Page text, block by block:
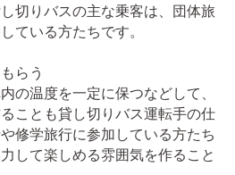
切りバスの主な乗客は、団体旅
ている方たちです。
らう
の温度を一定に保つなどして、
ことも貸し切りバス運転手の仕
修学旅行に参加している方たち
して楽しめる雰囲気を作ること